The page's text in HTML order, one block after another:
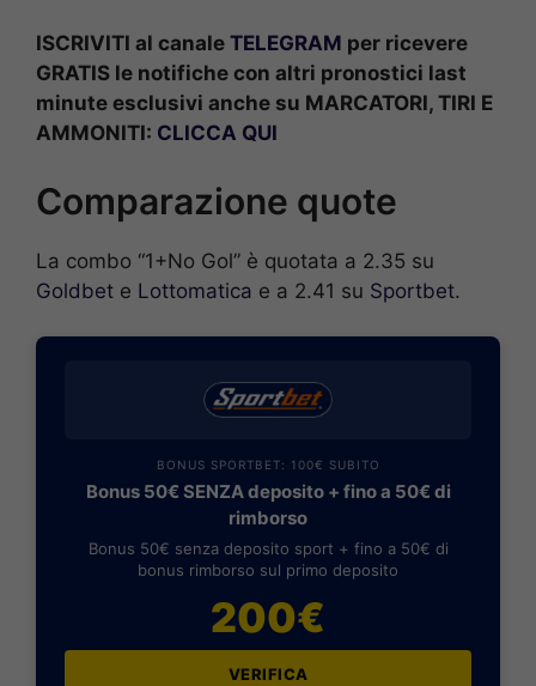
ISCRIVITI al canale TELEGRAM per ricevere
GRATIS le notifiche con altri pronostici last
minute esclusivi anche su MARCATORI, TIRI E
AMMONITI: CLICCA QUI
Comparazione quote
La combo “1+No Gol” è quotata a 2.35 su
Goldbet e Lottomatica e a 2.41 su Sportbet.
BONUS SPORTBET: 100€ SUBITO
Bonus 50€ SENZA deposito + fino a 50€ di
rimborso
Bonus 50€ senza deposito sport + fino a 50€ di
bonus rimborso sul primo deposito
200€
VERIFICA